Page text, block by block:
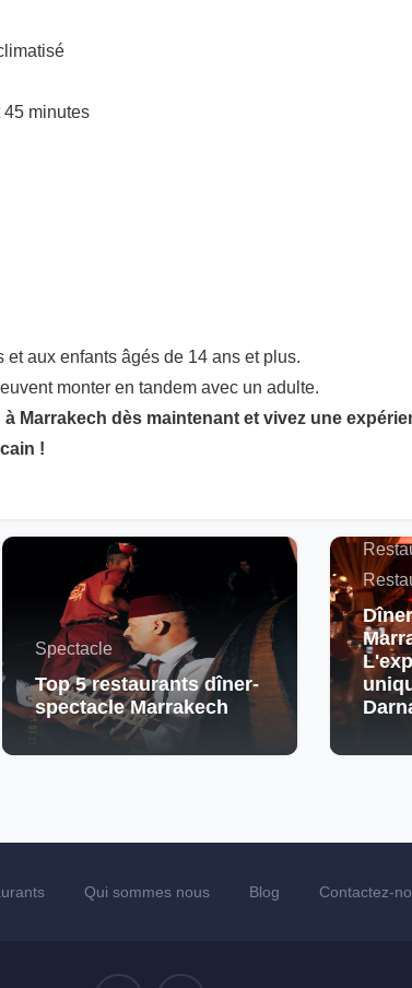
45 minutes
aux enfants âgés de 14 ans et plus.
monter en tandem avec un adulte.
à Marrakech dès maintenant et vivez une
!
Spectacle
Top 5 restaurants dîner-
spectacle Marrakech
Qui sommes nous Blog Contactez-